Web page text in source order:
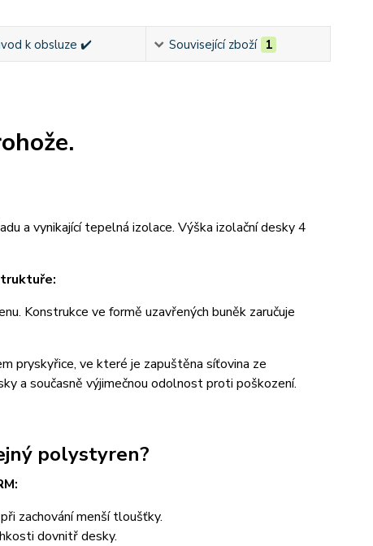
k obsluze ✔️ Související zboží 1
a vynikající tepelná izolace. Výška izolační desky 4
Konstrukce ve formě uzavřených buněk zaručuje
pryskyřice, ve které je zapuštěna síťovina ze
a současně výjimečnou odolnost proti poškození.
polystyren?
zachování menší tloušťky.
dovnitř desky.